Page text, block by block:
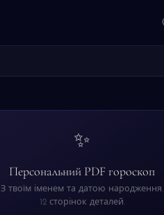
✨
Персональний PDF гороскоп
З твоїм іменем та датою народження.
12 сторінок деталей.